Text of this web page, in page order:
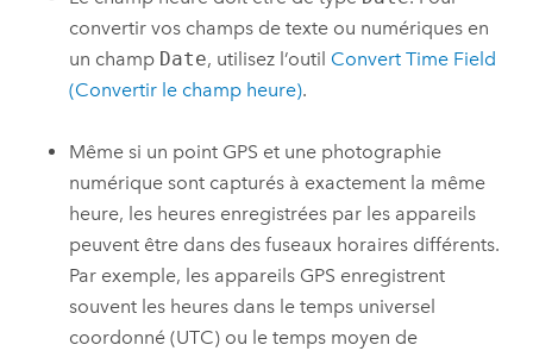
convertir vos champs de texte ou numériques en
un champ Date, utilisez l’outil Convert Time Field
(Convertir le champ heure).
Même si un point GPS et une photographie
numérique sont capturés à exactement la même
heure, les heures enregistrées par les appareils
peuvent être dans des fuseaux horaires différents.
Par exemple, les appareils GPS enregistrent
souvent les heures dans le temps universel
coordonné (UTC) ou le temps moyen de